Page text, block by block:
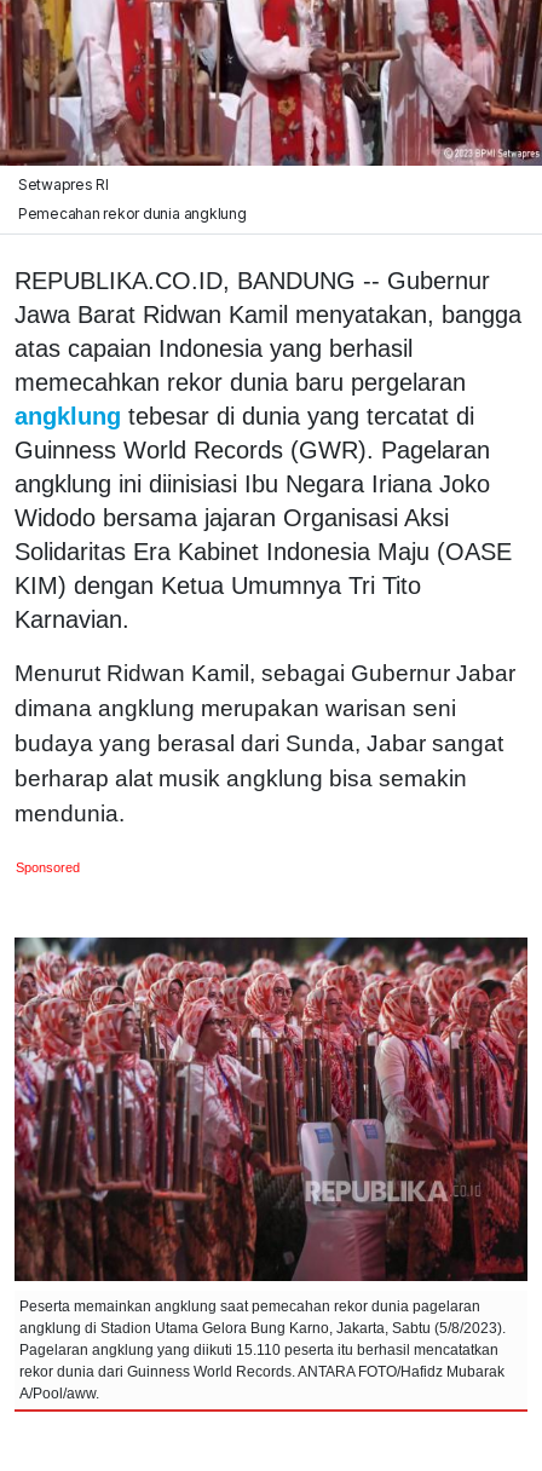
Setwapres RI
Pemecahan rekor dunia angklung
REPUBLIKA.CO.ID, BANDUNG -- Gubernur
Jawa Barat Ridwan Kamil menyatakan, bangga
atas capaian Indonesia yang berhasil
memecahkan rekor dunia baru pergelaran
angklung tebesar di dunia yang tercatat di
Guinness World Records (GWR). Pagelaran
angklung ini diinisiasi Ibu Negara Iriana Joko
Widodo bersama jajaran Organisasi Aksi
Solidaritas Era Kabinet Indonesia Maju (OASE
KIM) dengan Ketua Umumnya Tri Tito
Karnavian.
Menurut Ridwan Kamil, sebagai Gubernur Jabar
dimana angklung merupakan warisan seni
budaya yang berasal dari Sunda, Jabar sangat
berharap alat musik angklung bisa semakin
mendunia.
Sponsored
Peserta memainkan angklung saat pemecahan rekor dunia pagelaran
angklung di Stadion Utama Gelora Bung Karno, Jakarta, Sabtu (5/8/2023).
Pagelaran angklung yang diikuti 15.110 peserta itu berhasil mencatatkan
rekor dunia dari Guinness World Records. ANTARA FOTO/Hafidz Mubarak
A/Pool/aww.